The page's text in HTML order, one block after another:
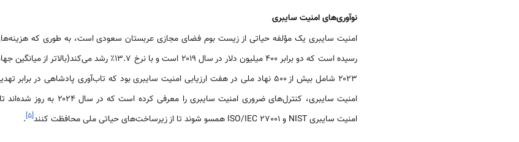
نوآوری‌های امنیت سایبری
رسیده است که دو برابر ۴۰۰ میلیون دلار در سال ۲۰۱۹ است و با نرخ ۱۳.۷٪ رشد می‌کند(بالاتر از میانگین جهانی9/10 درصد)
۲۰۲۳ شامل بیش از ۵۰۰ نهاد ملی در هفت ارزیابی امنیت سایبری بود که تاب‌آوری پادشاهی در برابر تهدیدات سایبری را افزایش داد
امنیت سایبری، کنترل‌های ضروری
امنیت سایبری NIST و ISO/IEC 27001 همسو شوند تا از زیرساخت‌های حیاتی ملی محافظت کنند
[۵]
.